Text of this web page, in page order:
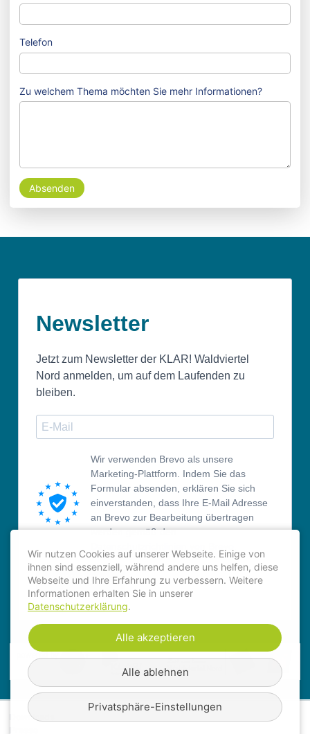
Telefon
Zu welchem Thema möchten Sie mehr Informationen?
Absenden
Newsletter
Jetzt zum Newsletter der KLAR! Waldviertel
Nord anmelden, um auf dem Laufenden zu
bleiben.
Wir verwenden Brevo als unsere
Marketing-Plattform. Indem Sie das
Formular absenden, erklären Sie sich
einverstanden, dass Ihre E-Mail Adresse
an Brevo zur Bearbeitung übertragen
werden gemäß den
ANMELDEN
Downloads
Presse
Wir nutzen Cookies auf unserer Webseite. Einige von
ihnen sind essenziell, während andere uns helfen, diese
Webseite und Ihre Erfahrung zu verbessern. Weitere
Informationen erhalten Sie in unserer
Datenschutzerklärung.
Alle akzeptieren
Alle ablehnen
Privatsphäre-Einstellungen